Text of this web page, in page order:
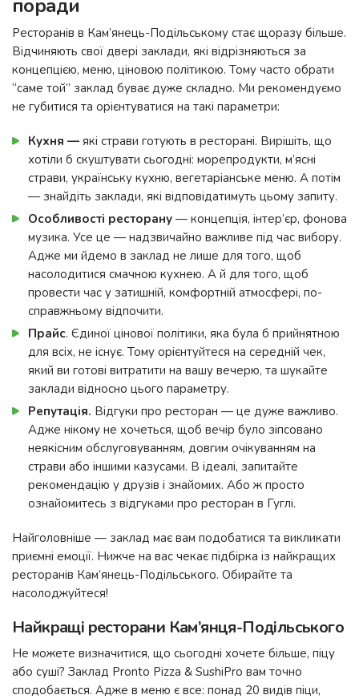
поради
Ресторанів в Кам’янець-Подільському стає щоразу більше.
Відчиняють свої двері заклади, які відрізняються за
концепцією, меню, ціновою політикою. Тому часто обрати
“саме той” заклад буває дуже складно. Ми рекомендуємо
не губитися та орієнтуватися на такі параметри:
Кухня — які страви готують в ресторані. Вирішіть, що
хотіли б скуштувати сьогодні: морепродукти, м’ясні
страви, українську кухню, вегетаріанське меню. А потім
— знайдіть заклади, які відповідатимуть цьому запиту.
Особливості ресторану — концепція, інтер’єр, фонова
музика. Усе це — надзвичайно важливе під час вибору.
Адже ми йдемо в заклад не лише для того, щоб
насолодитися смачною кухнею. А й для того, щоб
провести час у затишній, комфортній атмосфері, по-
справжньому відпочити.
Прайс. Єдиної цінової політики, яка була б прийнятною
для всіх, не існує. Тому орієнтуйтеся на середній чек,
який ви готові витратити на вашу вечерю, та шукайте
заклади відносно цього параметру.
Репутація. Відгуки про ресторан — це дуже важливо.
Адже нікому не хочеться, щоб вечір було зіпсовано
неякісним обслуговуванням, довгим очікуванням на
страви або іншими казусами. В ідеалі, запитайте
рекомендацію у друзів і знайомих. Або ж просто
ознайомитесь з відгуками про ресторан в Гуглі.
Найголовніше — заклад має вам подобатися та викликати
приємні емоції. Нижче на вас чекає підбірка із найкращих
ресторанів Кам’янець-Подільського. Обирайте та
насолоджуйтеся!
Найкращі ресторани Кам’янця-Подільського
Не можете визначитися, що сьогодні хочете більше, піцу
або суші? Заклад Pronto Pizza & SushiPro вам точно
сподобається. Адже в меню є все: понад 20 видів піци,